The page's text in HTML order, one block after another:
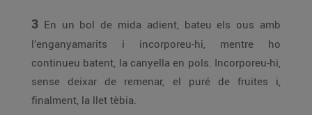
3 En un bol de mida adient, bateu els ous amb
l’enganyamarits i incorporeu-hi, mentre ho
continueu batent, la canyella en pols. Incorporeu-hi,
sense deixar de remenar, el puré de fruites i,
finalment, la llet tèbia.